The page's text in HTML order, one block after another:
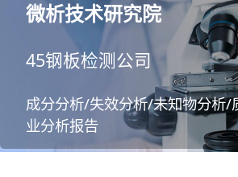
微析技术研究院
45钢板检测公司
成分分析/失效分析/未知物分析/
业分析报告